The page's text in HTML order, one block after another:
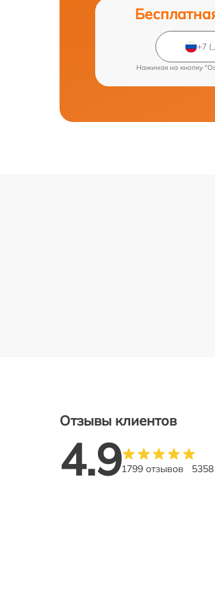
Нажимая на кнопку
Отзывы клиентов
4.91799 отзывов